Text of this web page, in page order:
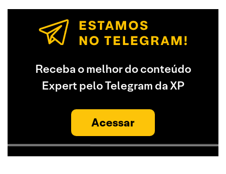
Receba o melhor do conteúdo
Expert pelo Telegram da XP
Acessar